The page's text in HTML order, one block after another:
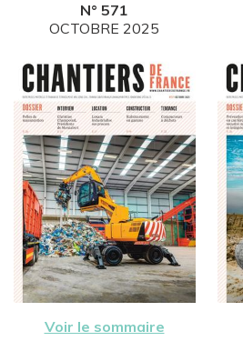
N° 571
OCTOBRE 2025
Voir le sommaire